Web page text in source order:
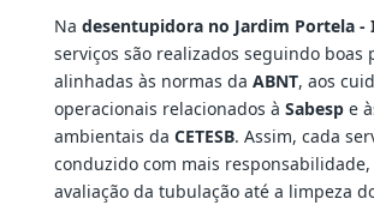
Na desentupidora no Jardim Portela -
serviços são realizados seguindo boas
alinhadas às normas da ABNT, aos
operacionais relacionados à Sabespe
ambientais da CETESB. Assim, cada
conduzido com mais responsabilidade,
avaliação da tubulação até a limpeza